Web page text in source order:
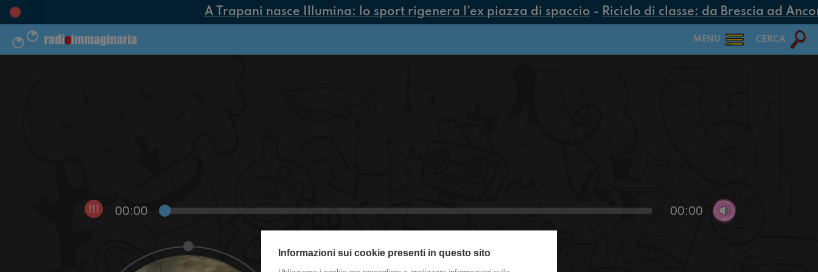
A Trapani nasce Illumina: lo sport rigenera l’ex piazza di spaccio- Riciclo di classe: da Brescia ad
MENU CERCA
!!! 00:00 00:00
#med La corsa per Donadoni!
Informazioni sui cookie presenti in questo sito